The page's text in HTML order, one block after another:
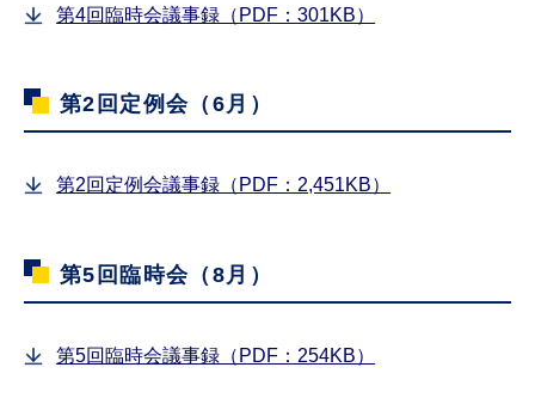
第4回臨時会議事録（PDF：301KB）
第2回定例会（6月）
第2回定例会議事録（PDF：2,451KB）
第5回臨時会（8月）
第5回臨時会議事録（PDF：254KB）